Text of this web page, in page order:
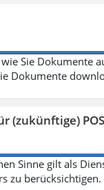
Sie Dokumente
Dokumente
(zukünftige)
Sinne gilt als
zu berücksichtigen.